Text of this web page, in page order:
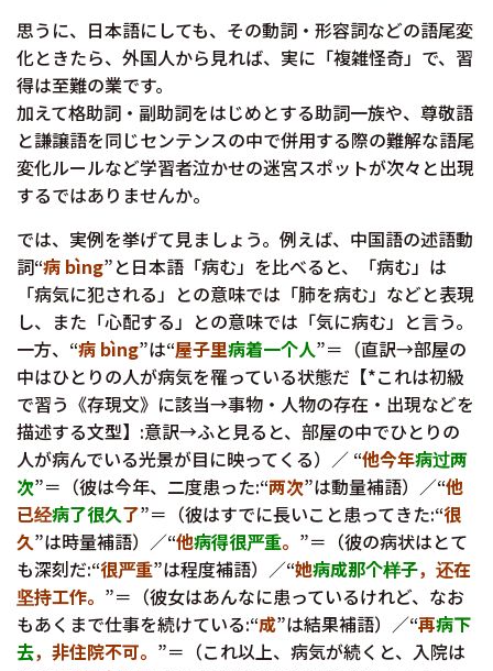
思うに、日本語にしても、その動詞・形容詞などの語尾変
化ときたら、外国人から見れば、実に「複雑怪奇」で、習
得は至難の業です。
加えて格助詞・副助詞をはじめとする助詞一族や、尊敬語
と謙譲語を同じセンテンスの中で併用する際の難解な語尾
変化ルールなど学習者泣かせの迷宮スポットが次々と出現
するではありませんか。
では、実例を挙げて見ましょう。例えば、中国語の述語動
詞“病 bìng”と日本語「病む」を比べると、「病む」は
「病気に犯される」との意味では「肺を病む」などと表現
し、また「心配する」との意味では「気に病む」と言う。
一方、“病 bìng”は“屋子里病着一个人”＝（直訳→部屋の
中はひとりの人が病気を罹っている状態だ【*これは初級
で習う《存現文》に該当→事物・人物の存在・出現などを
描述する文型】:意訳→ふと見ると、部屋の中でひとりの
人が病んでいる光景が目に映ってくる）／ “他今年病过两
次”＝（彼は今年、二度患った:“两次”は動量補語）／“他
已经病了很久了”＝（彼はすでに長いこと患ってきた:“很
久”は時量補語）／“他病得很严重。 ”＝（彼の病状はとて
も深刻だ:“很严重”は程度補語）／“她病成那个样子，还在
坚持工作。 ”＝（彼女はあんなに患っているけれど、なお
もあくまで仕事を続けている:“成”は結果補語）／“再病下
去，非住院不可。 ”＝（これ以上、病気が続くと、入院は